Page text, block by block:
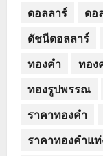
ดอลลาร์
ดอ
ดัชนีดอลลาร์
ทองคำ
ทอง
ทองรูปพรรณ
ราคาทองคำ
ราคาทองคำแ